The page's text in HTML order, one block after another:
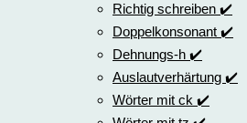
Richtig schreiben ✔️
Doppelkonsonant ✔️
Dehnungs-h ✔️
Auslautverhärtung ✔️
Wörter mit ck ✔️